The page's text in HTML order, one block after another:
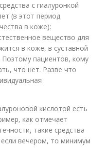
с гиалуронкой
(в этот период
в коже):
вещество для
в коже, в суставной
Поэтому пациентов, кому
что нет. Разве что
кислотой есть
как отмечает
такие средства
вечером, то минимум